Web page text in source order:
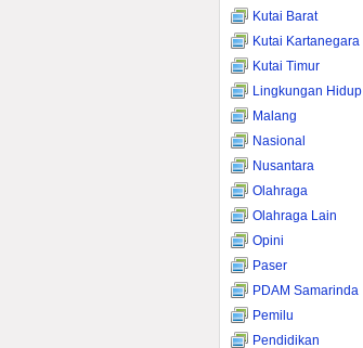
Kutai Barat
Kutai Kartanegara
Kutai Timur
Lingkungan Hidup
Malang
Nasional
Nusantara
Olahraga
Olahraga Lain
Opini
Paser
PDAM Samarinda
Pemilu
Pendidikan